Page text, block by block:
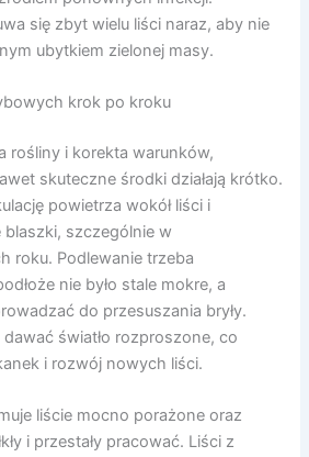
się zbyt wielu liści naraz, aby nie
ubytkiem zielonej masy.
krok po kroku
rośliny i korekta warunków,
skuteczne środki działają krótko.
powietrza wokół liści i
szczególnie w
roku. Podlewanie trzeba
nie było stale mokre, a
do przesuszania bryły.
światło rozproszone, co
i rozwój nowych liści.
liście mocno porażone oraz
i przestały pracować. Liści z